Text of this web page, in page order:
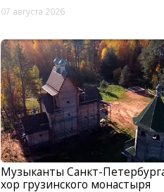
07 августа 2026
Музыканты Санкт-
хор грузинского монастыря